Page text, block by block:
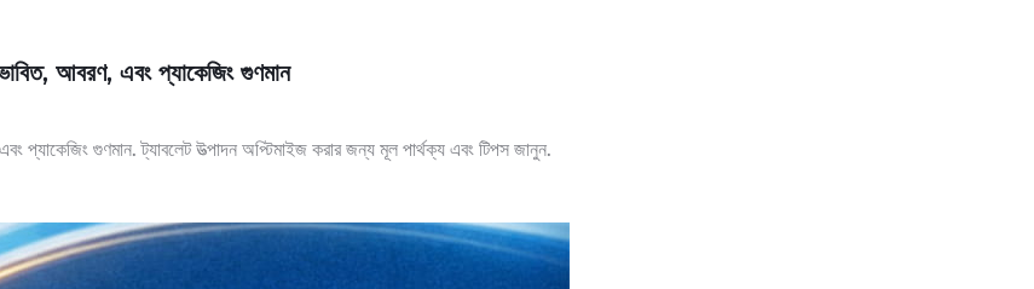
আবরণ, এবং প্যাকেজিং গুণমান
প্যাকেজিং গুণমান. ট্যাবলেট উত্পাদন অপ্টিমাইজ করার জন্য মূল পার্থক্য এবং টিপস জানুন.